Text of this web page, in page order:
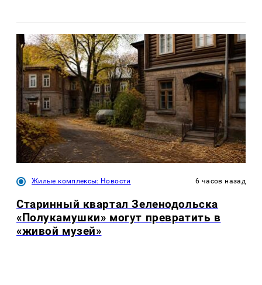
Жилые комплексы: Новости 6 часов назад
Старинный квартал Зеленодольска
«Полукамушки» могут превратить в
«живой музей»